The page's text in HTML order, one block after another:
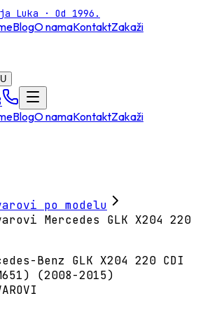
Luka · Od 1996.
BlogO namaKontaktZakaži
BlogO namaKontaktZakaži
po modelu
Mercedes GLK X204 220
Benz GLK X204 220 CDI
(2008-2015)